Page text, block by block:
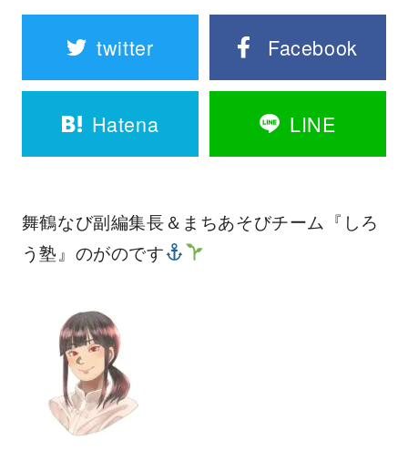
twitter Facebook
Hatena LINE
舞鶴なび副編集長＆まちあそびチーム『しろ
う塾』のがのです